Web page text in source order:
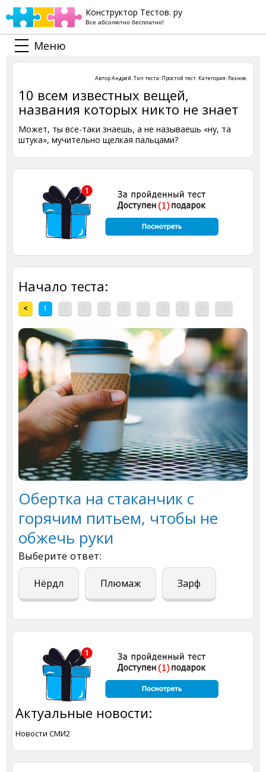
Конструктор Тестов. ру
Все абсолютно бесплатно!
Меню
АвторАндрей. Тип теста: Простой тест. Категория: Разное.
10 всем известных вещей,
названия которых никто не знает
Может, ты все-таки знаешь, а не называешь «ну, та
штука», мучительно щелкая пальцами?
Начало теста:
< 1
Обертка на стаканчик с
горячим питьем, чтобы не
обжечь руки
Выберите ответ:
Нёрдл Плюмаж Зарф
Актуальные новости:
Новости СМИ2